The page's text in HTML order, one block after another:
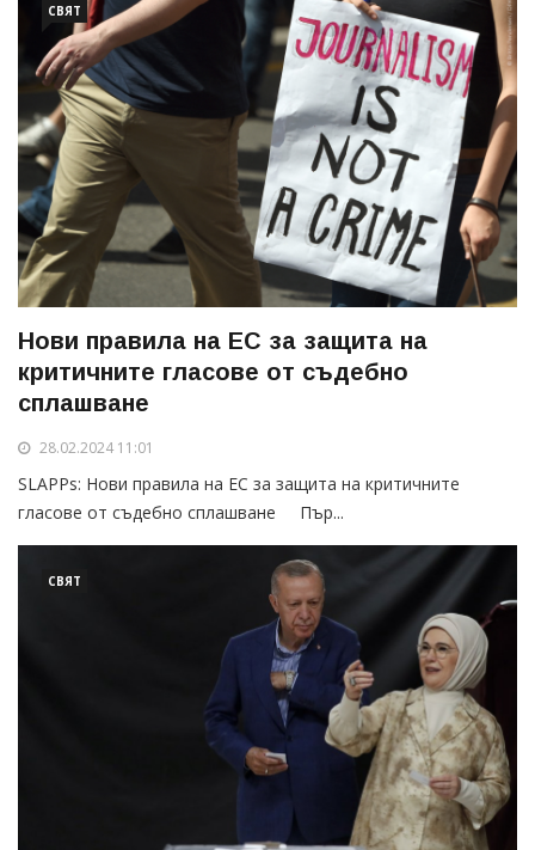
СВЯТ
Нови правила на ЕС за защита на
критичните гласове от съдебно
сплашване
28.02.2024 11:01
SLAPPs: Нови правила на ЕС за защита на критичните
гласове от съдебно сплашване Пър...
СВЯТ